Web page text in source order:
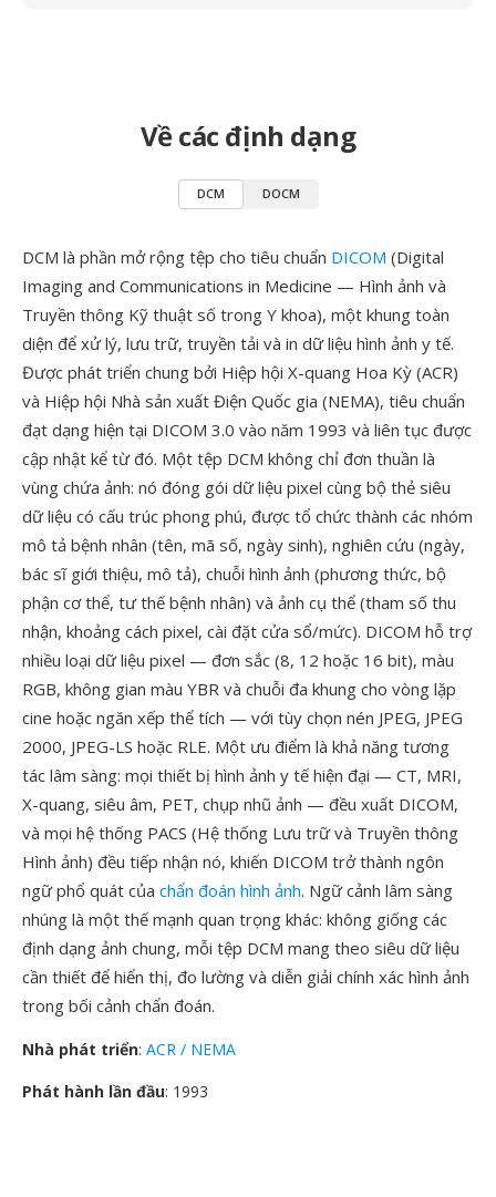
Về các định dạng
DCM DOCM
DCM là phần mở rộng tệp cho tiêu chuẩn DICOM (Digital
Imaging and Communications in Medicine — Hình ảnh và
Truyền thông Kỹ thuật số trong Y khoa), một khung toàn
diện để xử lý, lưu trữ, truyền tải và in dữ liệu hình ảnh y tế.
Được phát triển chung bởi Hiệp hội X-quang Hoa Kỳ (ACR)
và Hiệp hội Nhà sản xuất Điện Quốc gia (NEMA), tiêu chuẩn
đạt dạng hiện tại DICOM 3.0 vào năm 1993 và liên tục được
cập nhật kể từ đó. Một tệp DCM không chỉ đơn thuần là
vùng chứa ảnh: nó đóng gói dữ liệu pixel cùng bộ thẻ siêu
dữ liệu có cấu trúc phong phú, được tổ chức thành các nhóm
mô tả bệnh nhân (tên, mã số, ngày sinh), nghiên cứu (ngày,
bác sĩ giới thiệu, mô tả), chuỗi hình ảnh (phương thức, bộ
phận cơ thể, tư thế bệnh nhân) và ảnh cụ thể (tham số thu
nhận, khoảng cách pixel, cài đặt cửa sổ/mức). DICOM hỗ trợ
nhiều loại dữ liệu pixel — đơn sắc (8, 12 hoặc 16 bit), màu
RGB, không gian màu YBR và chuỗi đa khung cho vòng lặp
cine hoặc ngăn xếp thể tích — với tùy chọn nén JPEG, JPEG
2000, JPEG-LS hoặc RLE. Một ưu điểm là khả năng tương
tác lâm sàng: mọi thiết bị hình ảnh y tế hiện đại — CT, MRI,
X-quang, siêu âm, PET, chụp nhũ ảnh — đều xuất DICOM,
và mọi hệ thống PACS (Hệ thống Lưu trữ và Truyền thông
Hình ảnh) đều tiếp nhận nó, khiến DICOM trở thành ngôn
ngữ phổ quát của chẩn đoán hình ảnh. Ngữ cảnh lâm sàng
nhúng là một thế mạnh quan trọng khác: không giống các
định dạng ảnh chung, mỗi tệp DCM mang theo siêu dữ liệu
cần thiết để hiển thị, đo lường và diễn giải chính xác hình ảnh
trong bối cảnh chẩn đoán.
Nhà phát triển: ACR / NEMA
Phát hành lần đầu: 1993